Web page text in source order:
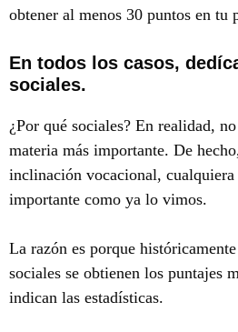
obtener al menos 30 puntos en tu
En todos los casos,
sociales.
¿Por qué sociales? En realidad,
materia más importante. De
inclinación vocacional, cualquiera
importante como ya lo vimos.
La razón es porque
sociales se obtienen los puntajes
indican las estadísticas.